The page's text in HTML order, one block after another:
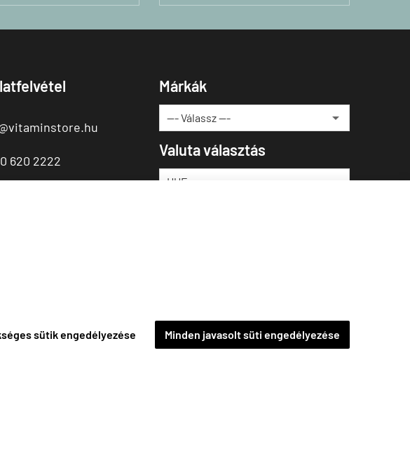
sütik engedélyezése Minden javasolt süti engedélyezése
620 2222
Márkák
Valuta választás